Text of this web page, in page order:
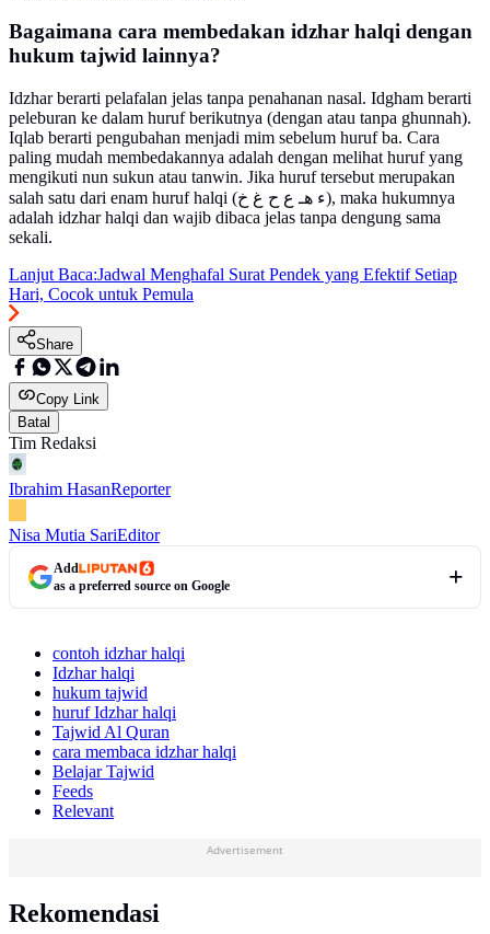
Bagaimana cara membedakan idzhar halqi dengan
hukum tajwid lainnya?
Idzhar berarti pelafalan jelas tanpa penahanan nasal. Idgham berarti
peleburan ke dalam huruf berikutnya (dengan atau tanpa ghunnah).
Iqlab berarti pengubahan menjadi mim sebelum huruf ba. Cara
paling mudah membedakannya adalah dengan melihat huruf yang
mengikuti nun sukun atau tanwin. Jika huruf tersebut merupakan
salah satu dari enam huruf halqi (ء هـ ع ح غ خ), maka hukumnya
adalah idzhar halqi dan wajib dibaca jelas tanpa dengung sama
sekali.
Lanjut Baca:Jadwal Menghafal Surat Pendek yang Efektif Setiap
Hari, Cocok untuk Pemula
Share
Copy Link
Batal
Tim Redaksi
Ibrahim HasanReporter
Nisa Mutia SariEditor
Add
as a preferred source on Google
contoh idzhar halqi
Idzhar halqi
hukum tajwid
huruf Idzhar halqi
Tajwid Al Quran
cara membaca idzhar halqi
Belajar Tajwid
Feeds
Relevant
Advertisement
Rekomendasi